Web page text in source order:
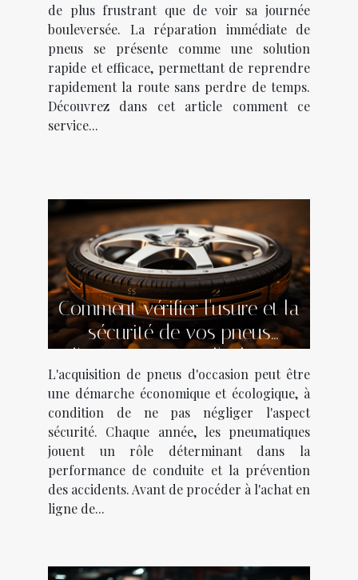
de plus frustrant que de voir sa journée
bouleversée. La réparation immédiate de
pneus se présente comme une solution
rapide et efficace, permettant de reprendre
rapidement la route sans perdre de temps.
Découvrez dans cet article comment ce
service...
Comment vérifier l'usure et la
sécurité de vos pneus
d'occasion avant l'achat en
ligne
L'acquisition de pneus d'occasion peut être
une démarche économique et écologique, à
condition de ne pas négliger l'aspect
sécurité. Chaque année, les pneumatiques
jouent un rôle déterminant dans la
performance de conduite et la prévention
des accidents. Avant de procéder à l'achat en
ligne de...